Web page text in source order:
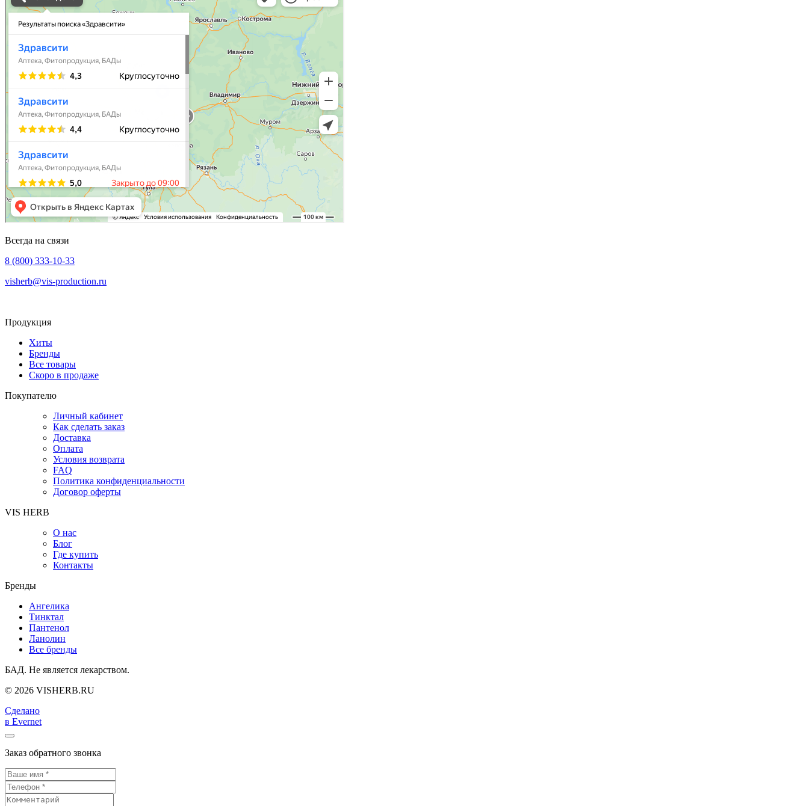
Всегда на связи
8 (800) 333-10-33
visherb@vis-production.ru
Продукция
Хиты
Бренды
Все товары
Скоро в продаже
Покупателю
Личный кабинет
Как сделать заказ
Доставка
Оплата
Условия возврата
FAQ
Политика конфиденциальности
Договор оферты
VIS HERB
О нас
Блог
Где купить
Контакты
Бренды
Ангелика
Тинктал
Пантенол
Ланолин
Все бренды
БАД. Не является лекарством.
© 2026 VISHERB.RU
Сделано
в Evernet
Заказ обратного звонка